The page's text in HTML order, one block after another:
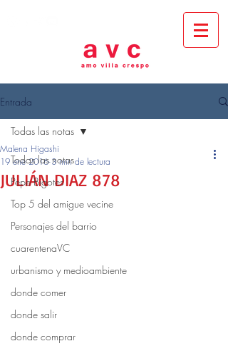
Entrada
Todas las notas
Pepe Bigotes
Top 5 del amigue vecine
Personajes del barrio
cuarentenaVC
urbanismo y medioambiente
donde comer
donde salir
donde comprar
Todas las notas
JULIÁN DIAZ 878
Malena Higashi
19 ene 2016 3 min de lectura